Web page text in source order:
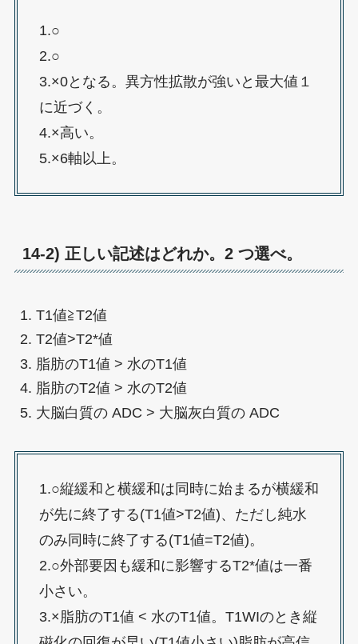
1.○
2.○
3.×0となる。異方性拡散が強いと最大値１
に近づく。
4.×高い。
5.×6軸以上。
14-2) 正しい記述はどれか。2 つ選べ。
T1値≧T2値
T2値>T2*値
脂肪のT1値 > 水のT1値
脂肪のT2値 > 水のT2値
大脳白質の ADC > 大脳灰白質の ADC
1.○縦緩和と横緩和は同時に始まるが横緩和
が先に終了する(T1値>T2値)、ただし純水
のみ同時に終了する(T1値=T2値)。
2.○外部要因も緩和に影響するT2*値は一番
小さい。
3.×脂肪のT1値 < 水のT1値。T1WIのとき縦